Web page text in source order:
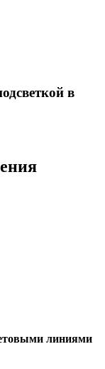
в
линиями